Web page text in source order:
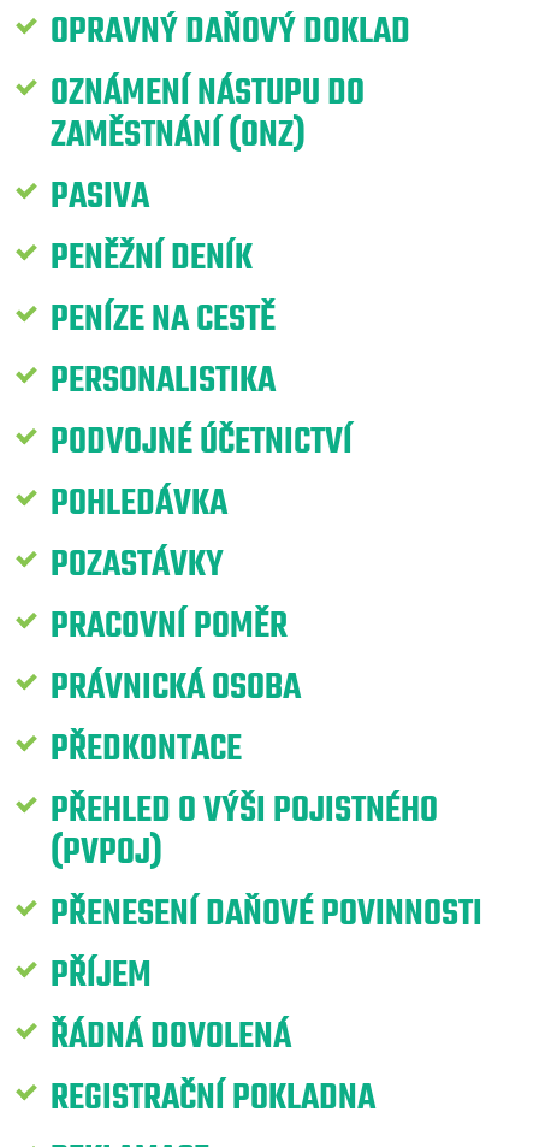
OPRAVNÝ DAŇOVÝ DOKLAD
OZNÁMENÍ NÁSTUPU DO
ZAMĚSTNÁNÍ (ONZ)
PASIVA
PENĚŽNÍ DENÍK
PENÍZE NA CESTĚ
PERSONALISTIKA
PODVOJNÉ ÚČETNICTVÍ
POHLEDÁVKA
POZASTÁVKY
PRACOVNÍ POMĚR
PRÁVNICKÁ OSOBA
PŘEDKONTACE
PŘEHLED O VÝŠI POJISTNÉHO
(PVPOJ)
PŘENESENÍ DAŇOVÉ POVINNOSTI
PŘÍJEM
ŘÁDNÁ DOVOLENÁ
REGISTRAČNÍ POKLADNA